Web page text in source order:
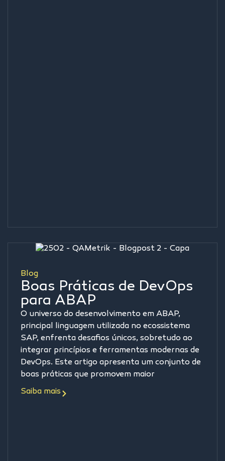
Blog
Boas Práticas de DevOps
para ABAP
O universo do desenvolvimento em ABAP,
principal linguagem utilizada no ecossistema
SAP, enfrenta desafios únicos, sobretudo ao
integrar princípios e ferramentas modernas de
DevOps. Este artigo apresenta um conjunto de
boas práticas que promovem maior
Saiba mais